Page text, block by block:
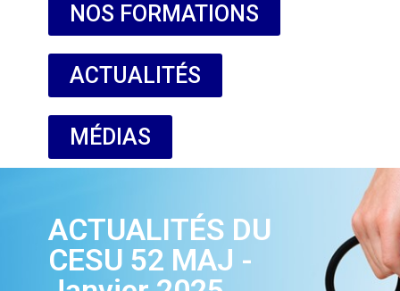
NOS FORMATIONS
ACTUALITÉS
MÉDIAS
ACTUALITÉS DU
CESU 52 MAJ -